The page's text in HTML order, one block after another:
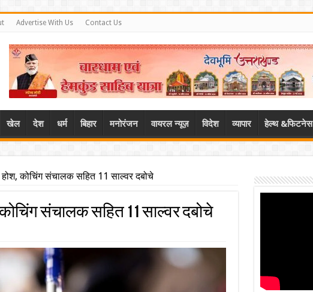
Advertise With Us Contact Us
खेल देश धर्म बिहार मनोरंजन वायरल न्यूज़ विदेश व्यापार हेल्थ &फिटनेस
होश, कोचिंग संचालक सहित 11 साल्वर दबोचे
कोचिंग संचालक सहित 11 साल्वर दबोचे